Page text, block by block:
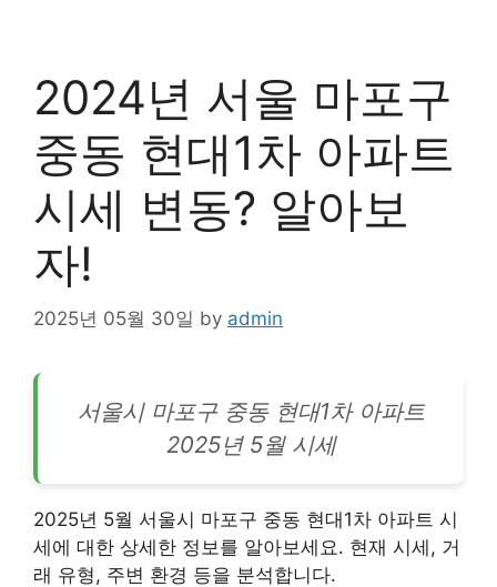
2024년 서울 마포구
중동 현대1차 아파트
시세 변동? 알아보
자!
2025년 05월 30일 by admin
서울시 마포구 중동 현대1차 아파트
2025년 5월 시세
2025년 5월 서울시 마포구 중동 현대1차 아파트 시
세에 대한 상세한 정보를 알아보세요. 현재 시세, 거
래 유형, 주변 환경 등을 분석합니다.